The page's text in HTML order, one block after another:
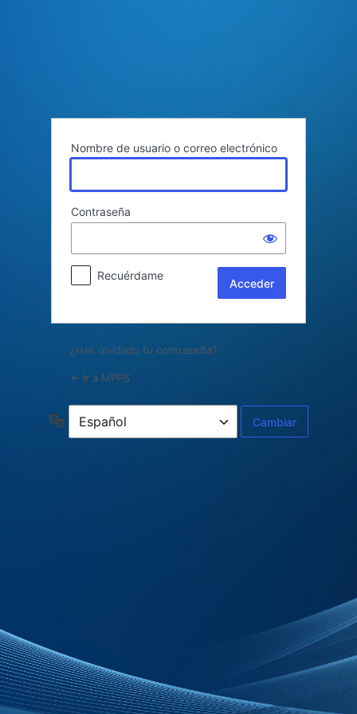
Nombre de usuario o correo electrónico
Contraseña
Recuérdame
¿Has olvidado tu contraseña?
← Ir a MPPS
Idioma